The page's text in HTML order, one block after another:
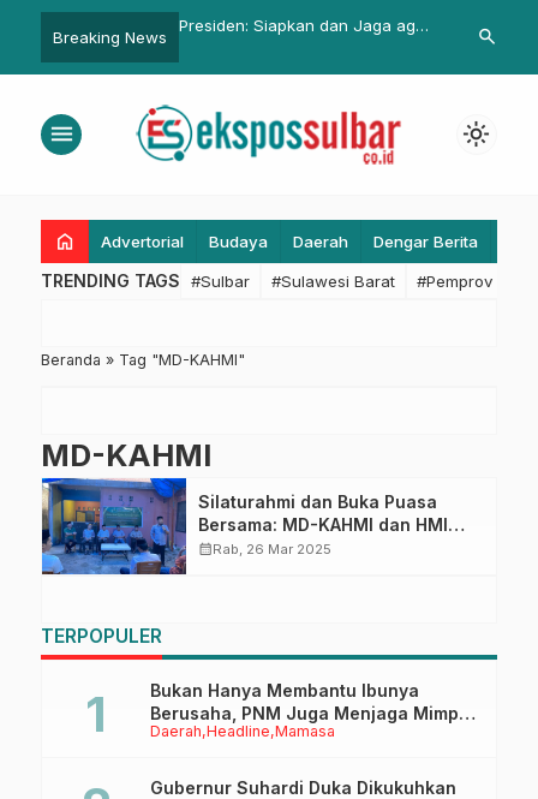
Breaking News
Puting Beliung di
Presiden: Siapkan dan Jaga agar
Baik
Jabar
Asia
search
menu light_mode
home Advertorial Budaya Daerah Dengar Berita
TRENDING TAGS #Sulbar #Sulawesi Barat #Pemprov
Beranda » Tag "MD-KAHMI"
MD-KAHMI
Silaturahmi dan Buka Puasa
Bersama: MD-KAHMI dan HMI
Cabang Polman Pererat
calendar_monthRab, 26 Mar 2025
TERPOPULER
Daerah Headline Mamasa
Bukan Hanya Membantu Ibunya
Berusaha, PNM Juga Menjaga Mimpi
Anaknya Untuk Menggapai Cita-Cita
Gubernur Suhardi Duka Dikukuhkan